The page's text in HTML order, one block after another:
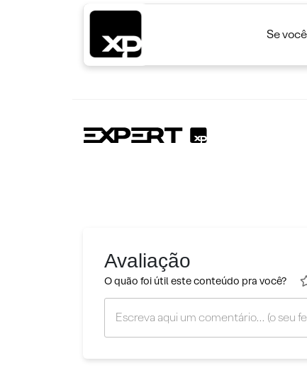
Se
Avaliação
O quão foi útil este conteúdo pra você?